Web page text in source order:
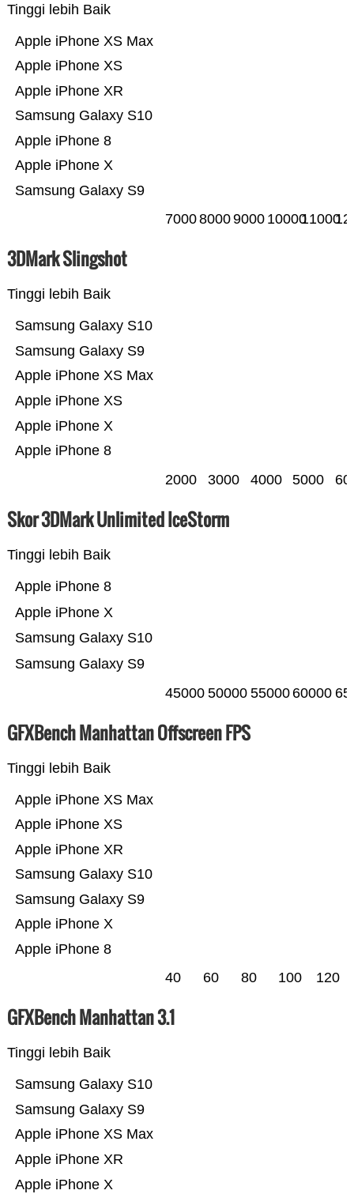
Tinggi lebih Baik
Samsung Galaxy S9
Apple iPhone X
Apple iPhone 8
Samsung Galaxy S10
Apple iPhone XR
Apple iPhone XS
Apple iPhone XS Max
700080009000 1000011000
3DMark Slingshot
Tinggi lebih Baik
Apple iPhone 8
Apple iPhone X
Apple iPhone XS
Apple iPhone XS Max
Samsung Galaxy S9
Samsung Galaxy S10
2000 3000 4000 5000
Skor 3DMark Unlimited IceStorm
Tinggi lebih Baik
Samsung Galaxy S9
Samsung Galaxy S10
Apple iPhone X
Apple iPhone 8
45000 50000 55000 60000
GFXBench Manhattan Offscreen FPS
Tinggi lebih Baik
Apple iPhone 8
Apple iPhone X
Samsung Galaxy S9
Samsung Galaxy S10
Apple iPhone XR
Apple iPhone XS
Apple iPhone XS Max
40 60 80 100 120
GFXBench Manhattan 3.1
Tinggi lebih Baik
Apple iPhone X
Apple iPhone XR
Apple iPhone XS Max
Samsung Galaxy S9
Samsung Galaxy S10